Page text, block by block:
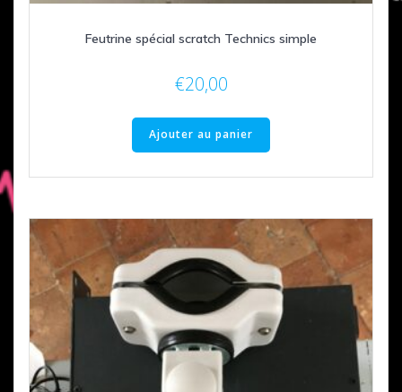
Feutrine spécial scratch Technics simple
€20,00
Ajouter au panier